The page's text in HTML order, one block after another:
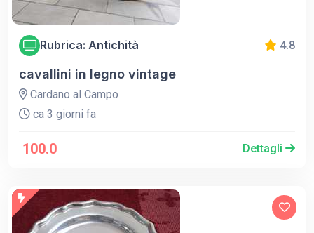
Rubrica: Antichità 4.8
cavallini in legno vintage
Cardano al Campo
ca 3 giorni fa
100.0 Dettagli